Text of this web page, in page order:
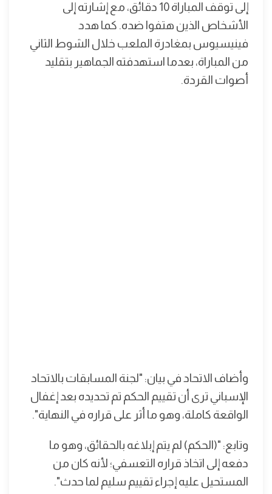
إلى توقف المباراة 10 دقائق، مع إشارته إلى
الأشخاص الذين هتفوا ضده. كما هدد
فينيسيوس بمغادرة الملعب خلال الشوط الثاني
من المباراة، بعدما استهدفته الجماهير بتقليد
أصوات القردة.
وأضاف الاتحاد في بيان: "لجنة المسابقات بالاتحاد
الإسباني ترى أن تقييم الحكم تم تحديده بعد إغفال
الواقعة كاملة، وهو ما أثر على قراره في النهاية".
وتابع: "(الحكم) لم يتم إبلاغه بالحقائق، وهو ما
دفعه إلى اتخاذ قراره التعسفي؛ لأنه كان من
المستحيل عليه إجراء تقييم سليم لما حدث".